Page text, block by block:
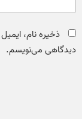
ذخیره نام،
دیدگاهی می‌نویسم.